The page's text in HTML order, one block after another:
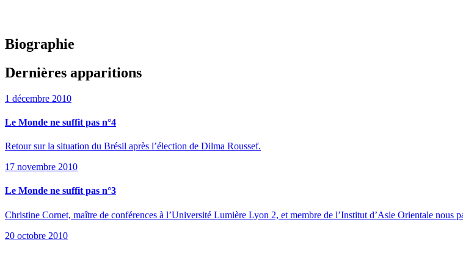
Biographie
Dernières apparitions
1 décembre 2010
Le Monde ne suffit pas n°4
Retour sur la situation du Brésil après l’élection de Dilma Roussef.
17 novembre 2010
Le Monde ne suffit pas n°3
Christine Cornet, maître de conférences à l’Université Lumière Lyon 2, et membre de l’Institut d’Asie Orientale nous
20 octobre 2010